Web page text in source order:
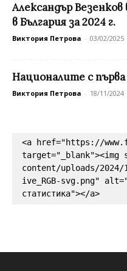
Александър
в България за 2024 г.
Виктория Петрова - 03/02/2025
Националите с
Виктория Петрова - 18/11/2024
<a href="https://
content/uploads/2024/
ive_RGB-svg.png"
статистика"></a>